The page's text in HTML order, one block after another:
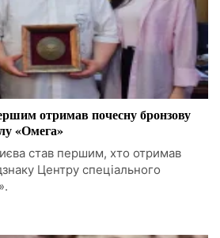
отримав почесну бронзову
«Омега»
став першим, хто отримав
Центру спеціального